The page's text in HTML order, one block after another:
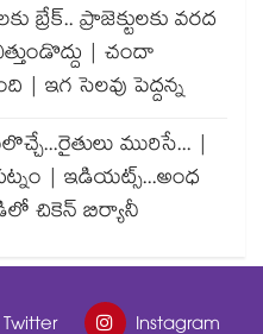
బ్రేక్.. ప్రాజెక్టులకు వరద
| చందా
| ఇగ సెలవు పెద్దన్న
మురిసే... |
| ఇడియట్స్...అంధ
చికెన్ బిర్యానీ
Twitter Instagram